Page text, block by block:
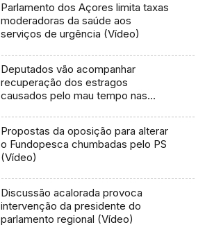
Parlamento dos Açores limita taxas
moderadoras da saúde aos
serviços de urgência (Vídeo)
Deputados vão acompanhar
recuperação dos estragos
causados pelo mau tempo nas
Propostas da oposição para alterar
o Fundopesca chumbadas pelo PS
(Vídeo)
Discussão acalorada provoca
intervenção da presidente do
parlamento regional (Vídeo)